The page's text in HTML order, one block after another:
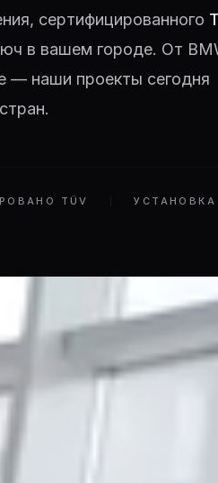
сертифицированного
в вашем городе. От
— наши проекты сегодня
TÜV